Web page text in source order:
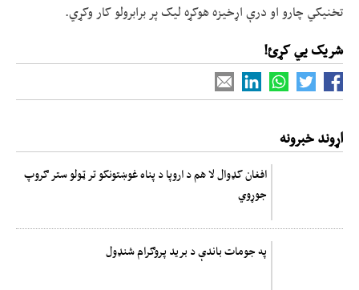
تخنيکي چارو او درې اړخيزه هوکړه لیک پر برابرولو کار وکړي.
شریک یي کړئ!
اړوند خبرونه
افغان کډوال لا هم د اروپا د پناه غوښتونکو تر ټولو ستر ګروپ
جوړوي
په جومات باندې د برید پروګرام شنډول